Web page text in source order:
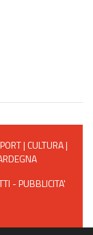
| CULTURA|
-PUBBLICITA'